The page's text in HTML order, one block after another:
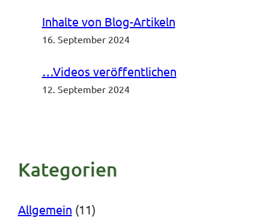
Inhalte von Blog-Artikeln
16. September 2024
…Videos veröffentlichen
12. September 2024
Kategorien
Allgemein (11)